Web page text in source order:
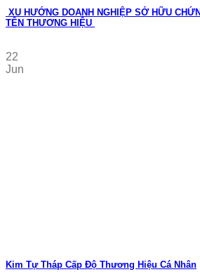
XU HƯỚNG DOANH NGHIỆP SỞ HỮU
TÊN THƯƠNG HIỆU
22
Jun
Kim Tự Tháp Cấp Độ Thương Hiệu Cá Nhân